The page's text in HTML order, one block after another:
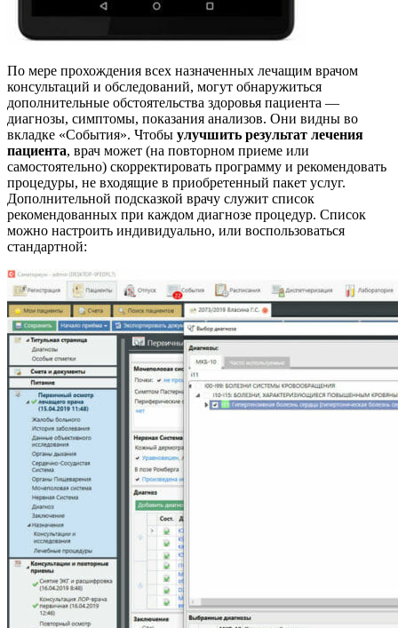
По мере прохождения всех назначенных лечащим врачом
консультаций и обследований, могут обнаружиться
дополнительные обстоятельства здоровья пациента —
диагнозы, симптомы, показания анализов. Они видны во
вкладке «События». Чтобы улучшить результат лечения
пациента, врач может (на повторном приеме или
самостоятельно) скорректировать программу и рекомендовать
процедуры, не входящие в приобретенный пакет услуг.
Дополнительной подсказкой врачу служит список
рекомендованных при каждом диагнозе процедур. Список
можно настроить индивидуально, или воспользоваться
стандартной: